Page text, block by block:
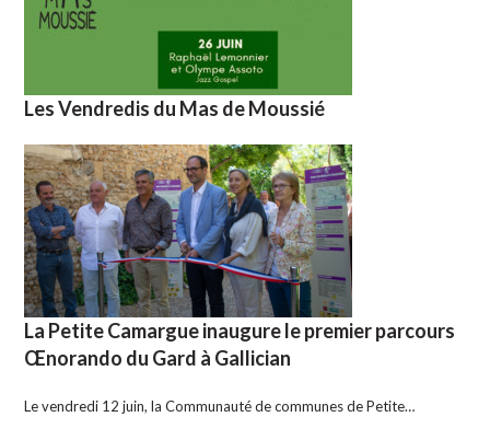
Les Vendredis du Mas de Moussié
La Petite Camargue inaugure le premier parcours
Œnorando du Gard à Gallician
Le vendredi 12 juin, la Communauté de communes de Petite…